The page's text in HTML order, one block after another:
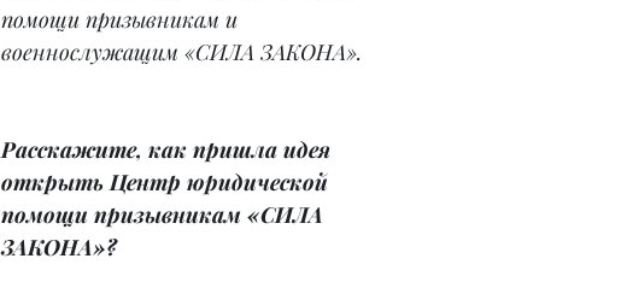
помощи призывникам и
военнослужащим «СИЛА ЗАКОНА».
Расскажите, как пришла идея
открыть Центр юридической
помощи призывникам «СИЛА
ЗАКОНА»?